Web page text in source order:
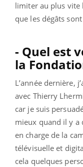
limiter au plus vite
que les dégâts
- Quel est
la
L’année dernière,
avec Thierry
car je suis
mieux quand il y a
en charge de la
télévisuelle et
cela quelques